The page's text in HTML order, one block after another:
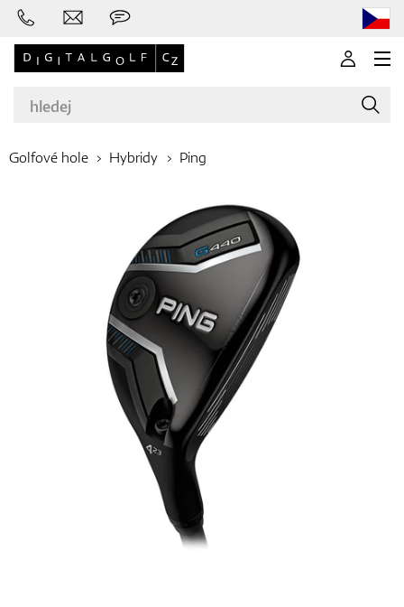
Oblečení
Boty
Rukavice
Golfové hole Hybridy Ping